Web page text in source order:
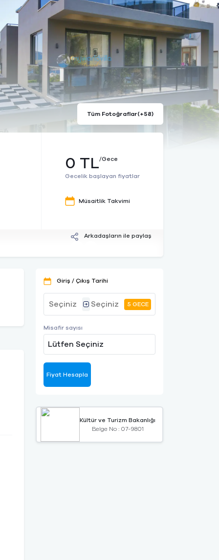
Tüm Fotoğraflar(+58)
0 TL/Gece
Gecelik başlayan fiyatlar
Müsaitlik Takvimi
Arkadaşların ile paylaş
Giriş / Çıkış Tarihi
5 GECE
Misafir sayısı
Lütfen Seçiniz
Fiyat Hesapla
Kültür ve Turizm Bakanlığı
Belge No : 07-9801